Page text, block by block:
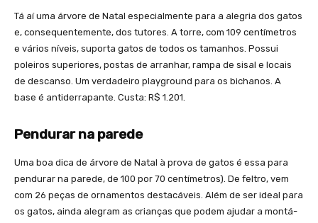
Tá aí uma árvore de Natal especialmente para a alegria dos gatos
e, consequentemente, dos tutores. A torre, com 109 centímetros
e vários níveis, suporta gatos de todos os tamanhos. Possui
poleiros superiores, postas de arranhar, rampa de sisal e locais
de descanso. Um verdadeiro playground para os bichanos. A
base é antiderrapante. Custa: R$ 1.201.
Pendurar na parede
Uma boa dica de árvore de Natal à prova de gatos é essa para
pendurar na parede, de 100 por 70 centímetros). De feltro, vem
com 26 peças de ornamentos destacáveis. Além de ser ideal para
os gatos, ainda alegram as crianças que podem ajudar a montá-